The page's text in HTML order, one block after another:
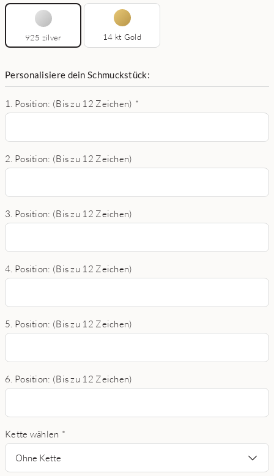
925 zilver 14 kt Gold
Personalisiere dein Schmuckstück:
1. Position: (Bis zu 12 Zeichen) *
2. Position: (Bis zu 12 Zeichen)
3. Position: (Bis zu 12 Zeichen)
4. Position: (Bis zu 12 Zeichen)
5. Position: (Bis zu 12 Zeichen)
6. Position: (Bis zu 12 Zeichen)
Kette wählen *
Ohne Kette